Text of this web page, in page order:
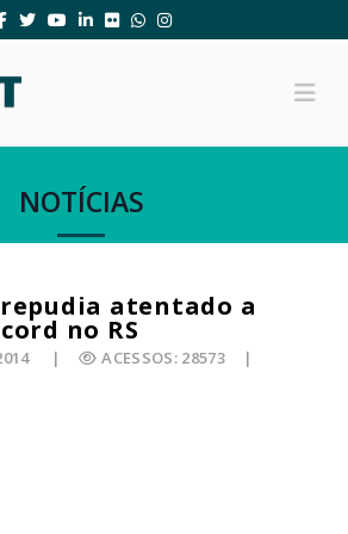
NOTÍCIAS
atentado a
no RS
ACESSOS: 28573